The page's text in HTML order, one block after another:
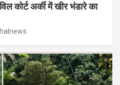
कोर्ट अर्की में खीर भंडारे का